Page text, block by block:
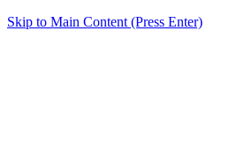
Skip to Main Content (Press Enter)